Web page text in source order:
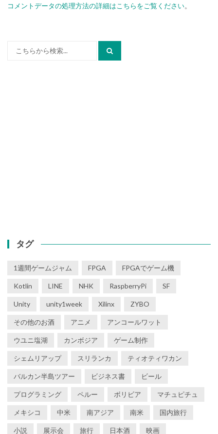
コメントデータの処理方法の詳細はこちらをご覧ください。
タグ
1週間ゲームジャム FPGA FPGAでゲーム機
Kotlin LINE NHK RaspberryPi SF
Unity unity1week Xilinx ZYBO
その他のお酒 アニメ アンコールワット
ウユニ塩湖 カンボジア ゲーム制作
シェムリアップ スリランカ ティオティワカン
バルカン半島ツアー ビジネス書 ビール
プログラミング ペルー ボリビア マチュピチュ
メキシコ 中米 南アジア 南米 国内旅行
小説 展示会 旅行 日本酒 映画